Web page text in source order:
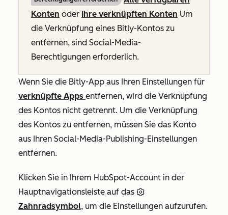
Konten oder Ihre verknüpften Konten Um
die Verknüpfung eines Bitly-Kontos zu
entfernen, sind Social-Media-
Berechtigungen erforderlich.
Wenn Sie die Bitly-App aus Ihren Einstellungen für
verknüpfte Apps entfernen, wird die Verknüpfung
des Kontos nicht getrennt. Um die Verknüpfung
des Kontos zu entfernen, müssen Sie das Konto
aus Ihren Social-Media-Publishing-Einstellungen
entfernen.
Klicken Sie in Ihrem HubSpot-Account in der
Hauptnavigationsleiste auf das
Zahnradsymbol, um die Einstellungen aufzurufen.